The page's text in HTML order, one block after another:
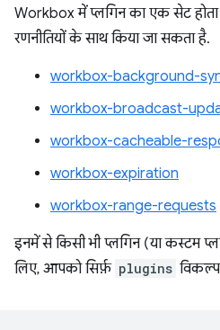
Workbox में प्लगिन का एक सेट
रणनीतियों के साथ किया जा सकता है.
workbox-background-
workbox-broadcast-
workbox-cacheable-
workbox-expiration
workbox-range-requests
इनमें से किसी भी प्लगिन (या कस्टम
लिए, आपको सिर्फ़ plugins